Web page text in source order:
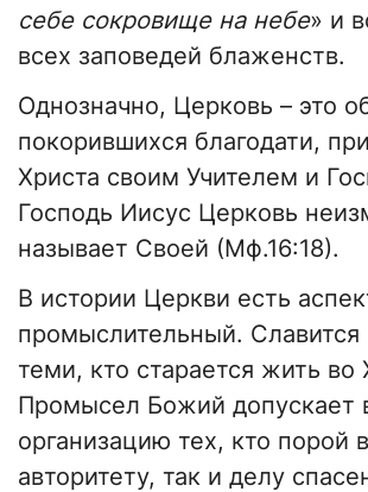
себе сокровище на небе» и
всех заповедей блаженств.
Однозначно, Церковь – это
покорившихся благодати,
Христа своим Учителем и
Господь Иисус Церковь
называет Своей (Мф.16:18).
В истории Церкви есть
промыслительный. Славится
теми, кто старается жить во
Промысел Божий допускает
организацию тех, кто порой
авторитету, так и делу